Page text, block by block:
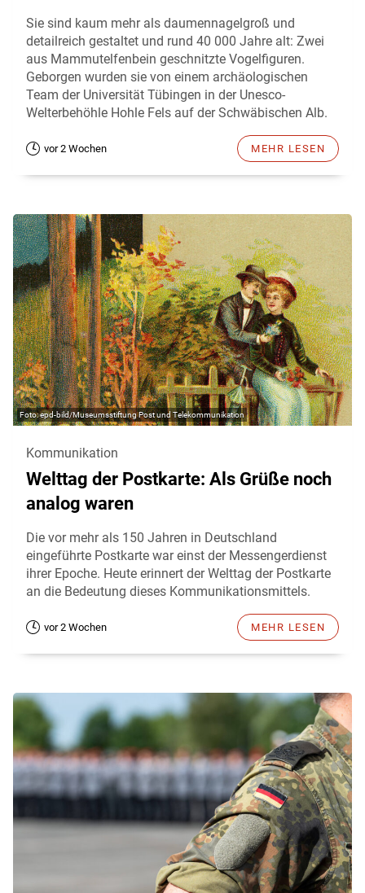
Sie sind kaum mehr als daumennagelgroß und
detailreich gestaltet und rund 40 000 Jahre alt: Zwei
aus Mammutelfenbein geschnitzte Vogelfiguren.
Geborgen wurden sie von einem archäologischen
Team der Universität Tübingen in der Unesco-
Welterbehöhle Hohle Fels auf der Schwäbischen Alb.
vor 2 Wochen MEHR LESEN
epd-bild/Museumsstiftung Post und Telekommunikation
Kommunikation
Welttag der Postkarte: Als Grüße noch
analog waren
Die vor mehr als 150 Jahren in Deutschland
eingeführte Postkarte war einst der Messengerdienst
ihrer Epoche. Heute erinnert der Welttag der Postkarte
an die Bedeutung dieses Kommunikationsmittels.
vor 2 Wochen MEHR LESEN